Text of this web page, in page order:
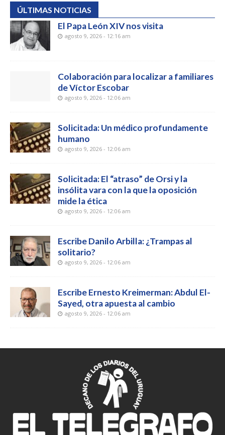
ÚLTIMAS NOTICIAS
El Papa León XIV nos visita
agosto 9, 2026 - 12:16 am
Colaboración para localizar a familiares
de Víctor Escobar
agosto 9, 2026 - 12:06 am
Solicitada: Un médico profundamente
humano
agosto 9, 2026 - 12:06 am
Solicitada: El “atraso” de Orsi y la
insólita vara con la que la oposición
mide la ética
agosto 9, 2026 - 12:06 am
Escribe Danilo Arbilla: ¿Trampas al
solitario?
agosto 9, 2026 - 12:06 am
Escribe Ernesto Kreimerman: Abdul El-
Sayed, otra apuesta al cambio
agosto 9, 2026 - 12:06 am